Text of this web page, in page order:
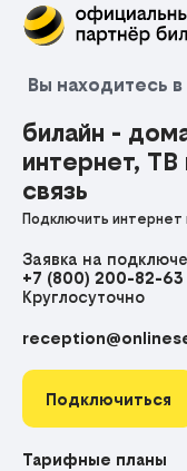
Вы находитесь в
билайн -
интернет, ТВ
связь
Подключить интернет
Заявка на
+7 (800) 200-82-63
Круглосуточно
Подключиться
Тарифные планы